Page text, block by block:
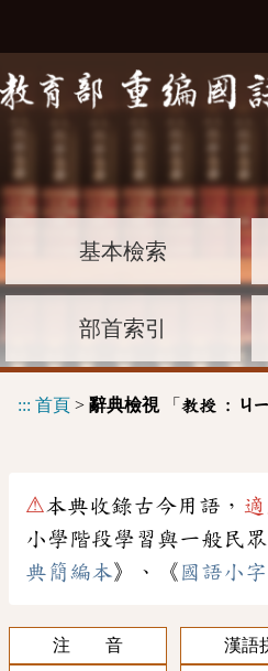
基本檢索
部首索引
::: 首頁 > 辭典檢視「 教授 : ㄐ
⚠本典收錄古今用語，
小學階段學習與一般民
典簡編本》、《 國語小
注 音
漢語